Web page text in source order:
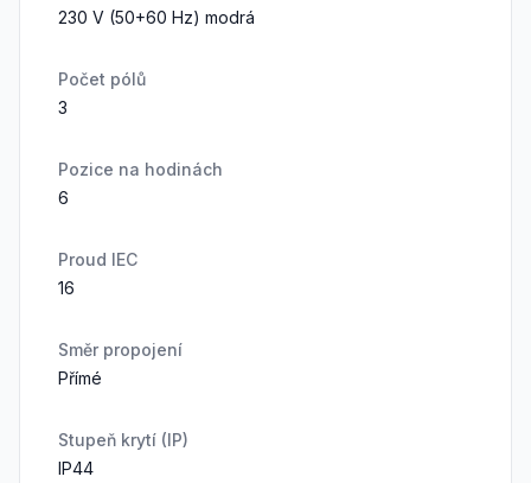
230 V (50+60 Hz) modrá
Počet pólů
3
Pozice na hodinách
6
Proud IEC
16
Směr propojení
Přímé
Stupeň krytí (IP)
IP44